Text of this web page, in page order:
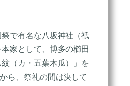
で有名な八坂神社（祇
家として、博多の櫛田
（カ・五葉木瓜）」を
ら、祭礼の間は決して